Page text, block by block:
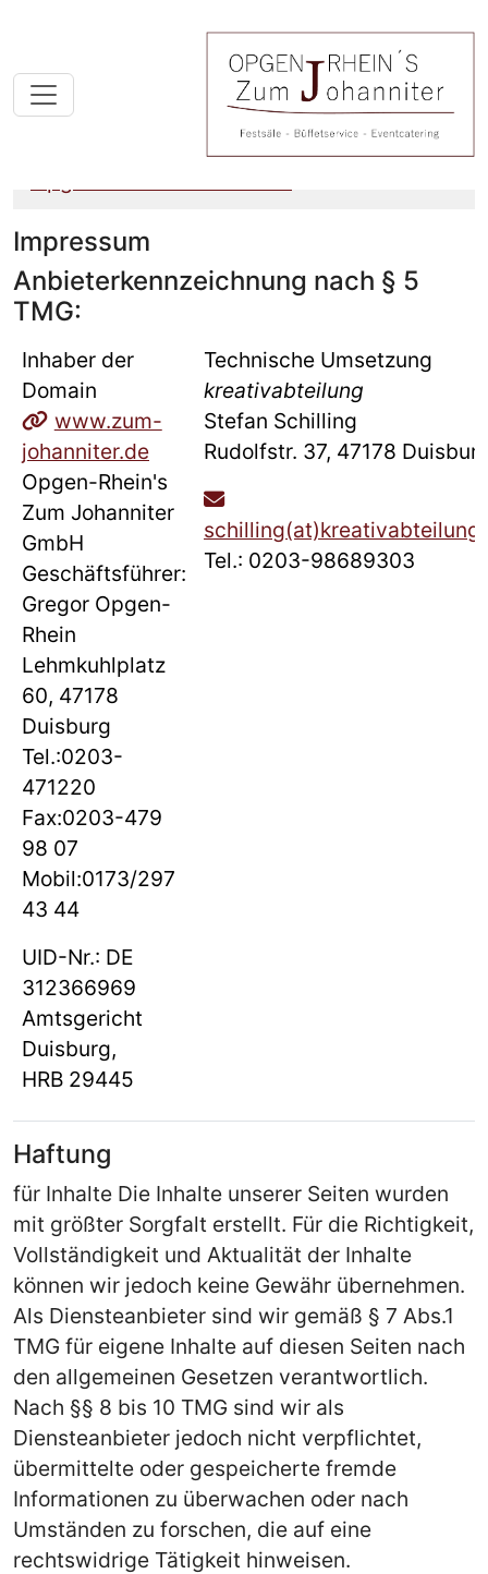
Impressum
Anbieterkennzeichnung nach § 5
TMG:
Inhaber der
Domain
www.zum-
johanniter.de
Opgen-Rhein's
Zum Johanniter
GmbH
Geschäftsführer:
Gregor Opgen-
Rhein
Lehmkuhlplatz
60, 47178
Duisburg
Tel.:0203-
471220
Fax:0203-479
98 07
Mobil:0173/297
43 44
UID-Nr.: DE
312366969
Amtsgericht
Duisburg,
HRB 29445
Technische Umsetzung
kreativabteilung
Stefan Schilling
Rudolfstr. 37, 47178
Tel.: 0203-98689303
Haftung
für Inhalte Die Inhalte unserer Seiten wurden
mit größter Sorgfalt erstellt. Für die Richtigkeit,
Vollständigkeit und Aktualität der Inhalte
können wir jedoch keine Gewähr übernehmen.
Als Diensteanbieter sind wir gemäß § 7 Abs.1
TMG für eigene Inhalte auf diesen Seiten nach
den allgemeinen Gesetzen verantwortlich.
Nach §§ 8 bis 10 TMG sind wir als
Diensteanbieter jedoch nicht verpflichtet,
übermittelte oder gespeicherte fremde
Informationen zu überwachen oder nach
Umständen zu forschen, die auf eine
rechtswidrige Tätigkeit hinweisen.